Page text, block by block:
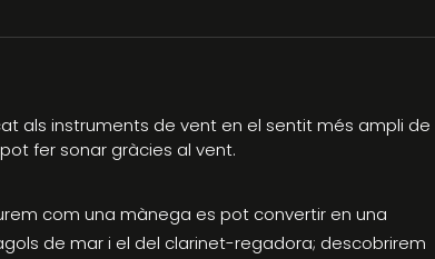
als instruments de vent en el sentit més ampli de
fer sonar gràcies al vent.
com una mànega es pot convertir en una
de mar i el del clarinet-regadora; descobrirem